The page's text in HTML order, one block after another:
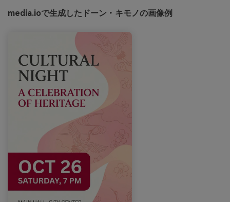
media.ioで生成したドーン・キモノの画像例